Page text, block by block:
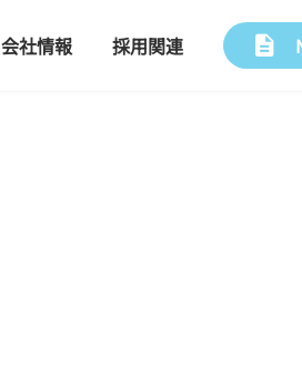
会社情報 採用関連 description